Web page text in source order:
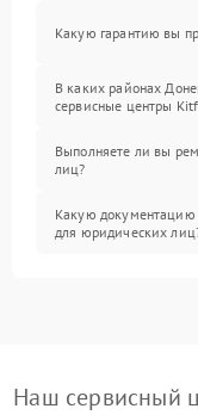
Какую гарантию вы
В каких районах
сервисные центры
Выполняете ли вы
лиц?
Какую документацию
для юридических
Наш сервисный